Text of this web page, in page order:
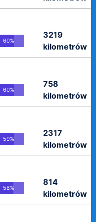
60%
3219
kilometrów
60%
758
kilometrów
59%
2317
kilometrów
58%
814
kilometrów